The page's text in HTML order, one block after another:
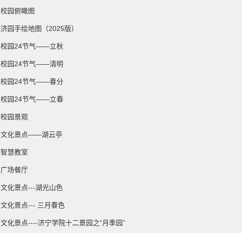
校园俯瞰图
济园手绘地图（2025版）
校园24节气——立秋
校园24节气——清明
校园24节气——春分
校园24节气——立春
校园景观
文化景点——湖云亭
智慧教室
广场餐厅
文化景点---湖光山色
文化景点--- 三月春色
文化景点----济宁学院十二景园之“月季园”